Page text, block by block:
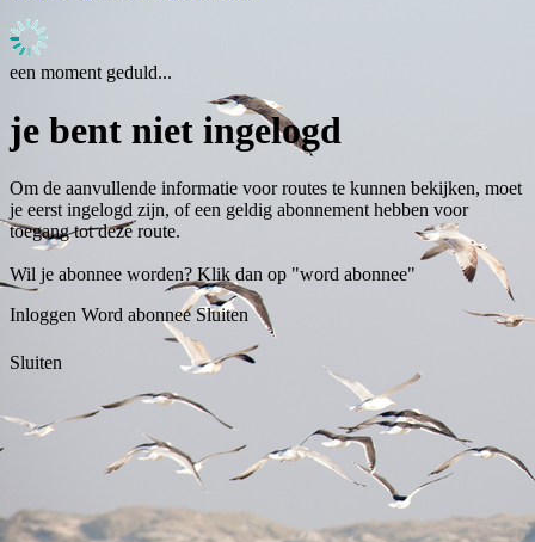
een moment geduld...
je bent niet ingelogd
Om de aanvullende informatie voor routes te kunnen bekijken, moet
je eerst ingelogd zijn, of een geldig abonnement hebben voor
toegang tot deze route.
Wil je abonnee worden? Klik dan op "word abonnee"
Inloggen Word abonnee Sluiten
Sluiten